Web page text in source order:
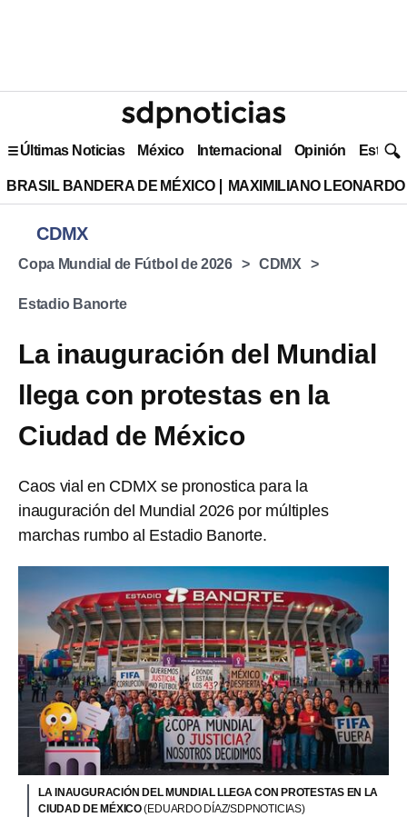
Últimas Noticias México Internacional Opinión Estilo
BRASIL BANDERA DE MÉXICO MAXIMILIANO
CDMX
Copa Mundial de Fútbol de 2026 CDMX
Estadio Banorte
La inauguración del Mundial
llega con protestas en la
Ciudad de México
Caos vial en CDMX se pronostica para la
inauguración del Mundial 2026 por múltiples
marchas rumbo al Estadio Banorte.
LA INAUGURACIÓN DEL MUNDIAL LLEGA CON PROTESTAS EN LA
CIUDAD DE MÉXICO(EDUARDO DÍAZ/SDPNOTICIAS)